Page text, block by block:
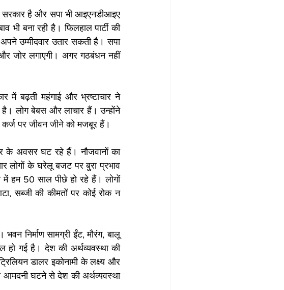
सरकार है और सपा भी आइएनडीआइए
बना रही है। फिलहाल पार्टी की
अपने उम्मीदवार उतार सकती है। सपा
जोर लगाएगी। अगर गठबंधन नहीं
में बढ़ती महंगाई और भ्रष्टाचार ने
है। लोग बेबस और लाचार हैं। उन्होंने
कर्ज पर जीवन जीने को मजबूर हैं।
के अवसर घट रहे हैं। नौजवानों का
लोगों के घरेलू बजट पर बुरा प्रभाव
हम 50 साल पीछे हो रहे हैं। लोगों
सब्जी की कीमतों पर कोई रोक न
निर्माण सामग्री ईंट, मौरंग, बालू
हो गई है। देश की अर्थव्यवस्था की
डालर इकोनामी के लक्ष्य और
आमदनी घटने से देश की अर्थव्यवस्था